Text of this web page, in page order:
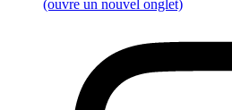
(ouvre un nouvel onglet)